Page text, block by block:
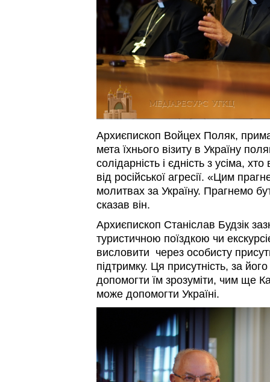
Архиєпископ Войцех Поляк,
мета їхнього візиту в Україну
солідарність і єдність з усіма,
від російської агресії. «Цим
молитвах за Україну. Прагнемо
сказав він.
Архиєпископ Станіслав Будзік
туристичною поїздкою чи
висловити через особисту
підтримку. Ця присутність, за
допомогти їм зрозуміти, чим ще
може допомогти Україні.